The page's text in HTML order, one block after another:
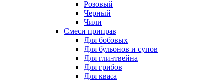
Розовый
Черный
Чили
Смеси приправ
Для бобовых
Для бульонов и супов
Для глинтвейна
Для грибов
Для кваса